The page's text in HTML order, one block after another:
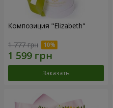
Композиция "Elizabeth"
1 777 грн
Заказать